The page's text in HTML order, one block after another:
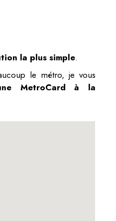
la plus simple.
le métro, je vous
MetroCard à la